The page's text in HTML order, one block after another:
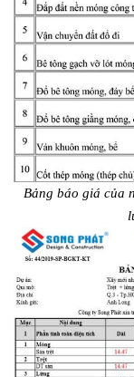
Bảng báo giá của